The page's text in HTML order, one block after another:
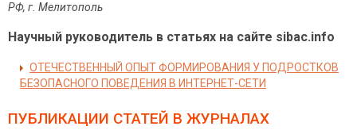
РФ, г. Мелитополь
Научный руководитель в статьях на сайте sibac.info
ОТЕЧЕСТВЕННЫЙ ОПЫТ ФОРМИРОВАНИЯ У ПОДРОСТКОВ
БЕЗОПАСНОГО ПОВЕДЕНИЯ В ИНТЕРНЕТ-СЕТИ
ПУБЛИКАЦИИ СТАТЕЙ В ЖУРНАЛАХ